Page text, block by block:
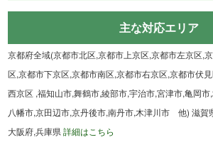
主な対応エリア
京都府全域(京都市北区,京都市上京区,京都市左京区,
区,京都市下京区,京都市南区,京都市右京区,京都市伏
西京区 ,福知山市,舞鶴市,綾部市,宇治市,宮津市,亀岡
八幡市,京田辺市,京丹後市,南丹市,木津川市 他) 滋賀
大阪府,兵庫県詳細はこちら